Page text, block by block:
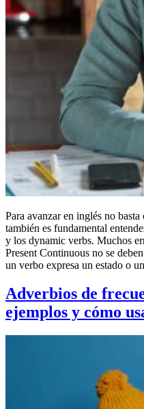
Para avanzar en inglés no
también es fundamental
y los dynamic verbs. Muchos
Present Continuous no se
un verbo expresa un estado o
Adverbios de
ejemplos y cómo